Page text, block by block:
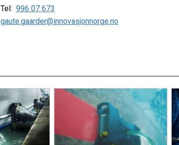
Tel: 996 07 673
gaute.gaarder@innovasjonnorge.no